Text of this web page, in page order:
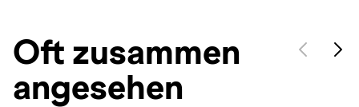
Oft zusammen
angesehen